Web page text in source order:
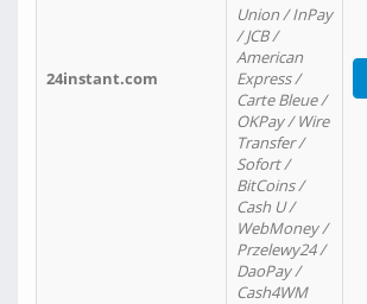
24instant.com
Union / InPay
/ JCB /
American
Express /
Carte Bleue /
OKPay / Wire
Transfer /
Sofort /
BitCoins /
Cash U /
WebMoney /
Przelewy24 /
DaoPay /
Cash4WM